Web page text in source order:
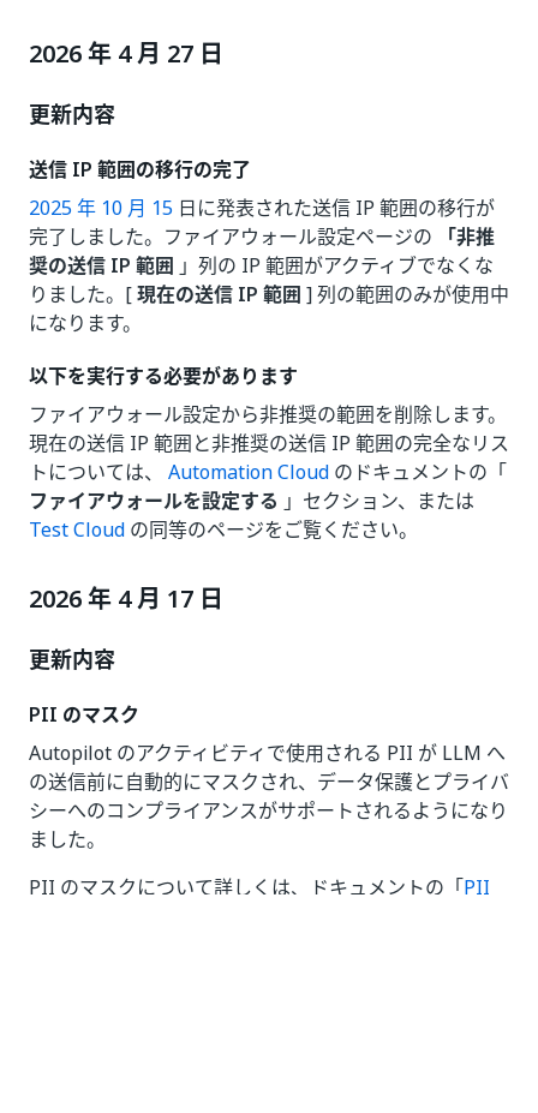
2026 年 4 月 27 日
更新内容
送信 IP 範囲の移行の完了
2025 年 10 月 15 日に発表された送信 IP 範囲の移行が
完了しました。ファイアウォール設定ページの
「非推
奨の送信 IP 範囲 」列の IP 範囲がアクティブでなくな
りました。[現在の送信 IP 範囲 ] 列の範囲のみが使用中
になります。
以下を実行する必要があります
ファイアウォール設定から非推奨の範囲を削除します。
現在の送信 IP 範囲と非推奨の送信 IP 範囲の完全なリス
トについては、 Automation Cloud のドキュメントの「
ファイアウォールを設定する 」セクション、または
Test Cloud の同等のページをご覧ください。
2026 年 4 月 17 日
更新内容
PII のマスク
Autopilot のアクティビティで使用される PII が LLM へ
の送信前に自動的にマスクされ、データ保護とプライバ
シーへのコンプライアンスがサポートされるようになり
ました。
PII のマスクについて詳しくは、ドキュメントの「PII